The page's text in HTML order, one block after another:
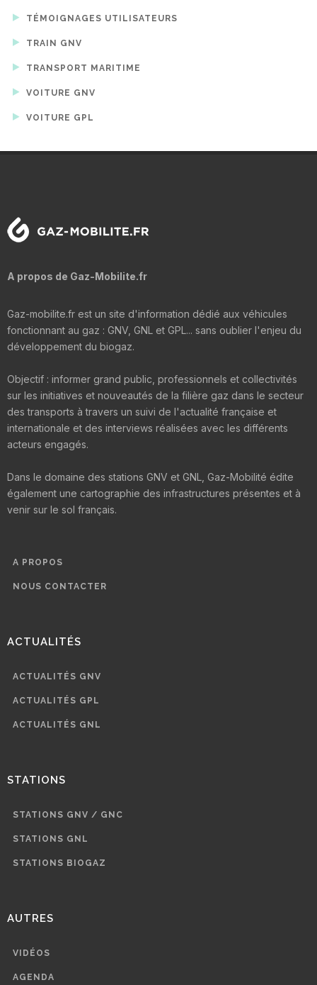
TÉMOIGNAGES UTILISATEURS
TRAIN GNV
TRANSPORT MARITIME
VOITURE GNV
VOITURE GPL
A propos de Gaz-Mobilite.fr
Gaz-mobilite.fr est un site d'information dédié aux véhicules
fonctionnant au gaz : GNV, GNL et GPL... sans oublier l'enjeu du
développement du biogaz.
Objectif : informer grand public, professionnels et collectivités
sur les initiatives et nouveautés de la filière gaz dans le secteur
des transports à travers un suivi de l'actualité française et
internationale et des interviews réalisées avec les différents
acteurs engagés.
Dans le domaine des stations GNV et GNL, Gaz-Mobilité édite
également une cartographie des infrastructures présentes et à
venir sur le sol français.
A PROPOS
NOUS CONTACTER
ACTUALITÉS
ACTUALITÉS GNV
ACTUALITÉS GPL
ACTUALITÉS GNL
STATIONS
STATIONS GNV / GNC
STATIONS GNL
STATIONS BIOGAZ
AUTRES
VIDÉOS
AGENDA